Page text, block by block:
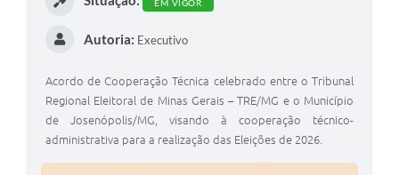
EM VIGOR
Autoria: Executivo
Acordo de Cooperação Técnica celebrado entre o Tribunal
Regional Eleitoral de Minas Gerais – TRE/MG e o Município
de Josenópolis/MG, visando à cooperação técnico-
administrativa para a realização das Eleições de 2026.